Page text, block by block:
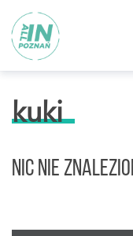
kuki
Nic nie